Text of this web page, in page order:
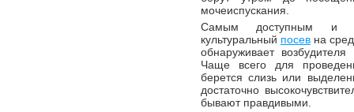
мочеиспускания.
Самым доступным и
культуральный посев на
обнаруживает
Чаще всего для
берется слизь или
достаточно
бывают правдивыми.